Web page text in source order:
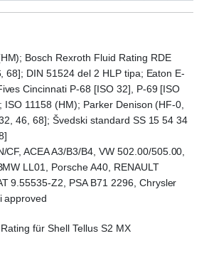
Bosch Rexroth Fluid Rating RDE
68]; DIN 51524 del 2 HLP tipa; Eaton E-
Cincinnati P-68 [ISO 32], P-69 [ISO
ISO 11158 (HM); Parker Denison (HF-0,
46, 68]; Švedski standard SS 15 54 34
CF, ACEA A3/B3/B4, VW 502.00/505.00,
LL01, Porsche A40, RENAULT
9.55535-Z2, PSA B71 2296, Chrysler
approved